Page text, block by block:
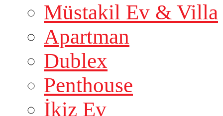
Müstakil Ev & Villa
Apartman
Dublex
Penthouse
İkiz Ev